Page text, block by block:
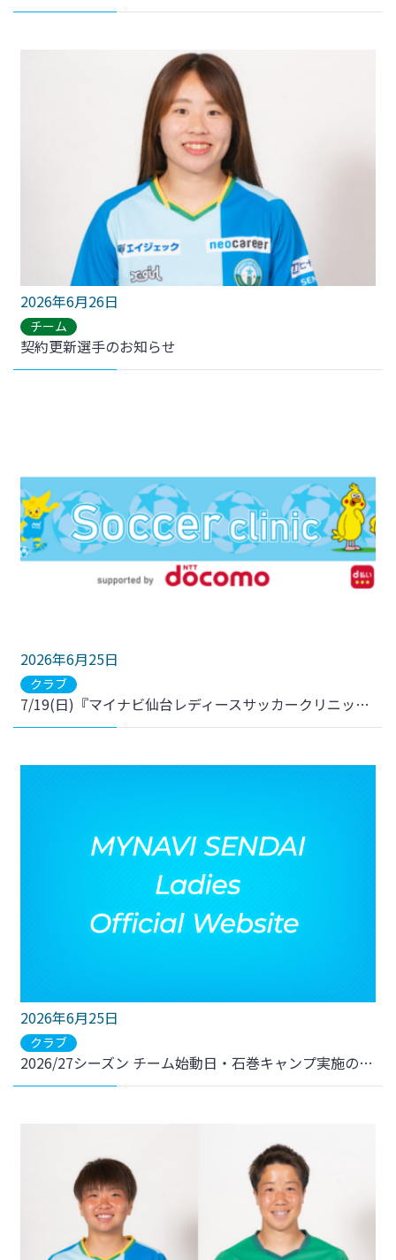
2026年6月26日
チーム
契約更新選手のお知らせ
2026年6月25日
クラブ
7/19(日)『マイナビ仙台レディースサッカークリニック supported by NTTドコモ』参加者募集のお知らせ
2026年6月25日
クラブ
2026/27シーズン チーム始動日・石巻キャンプ実施のお知らせ